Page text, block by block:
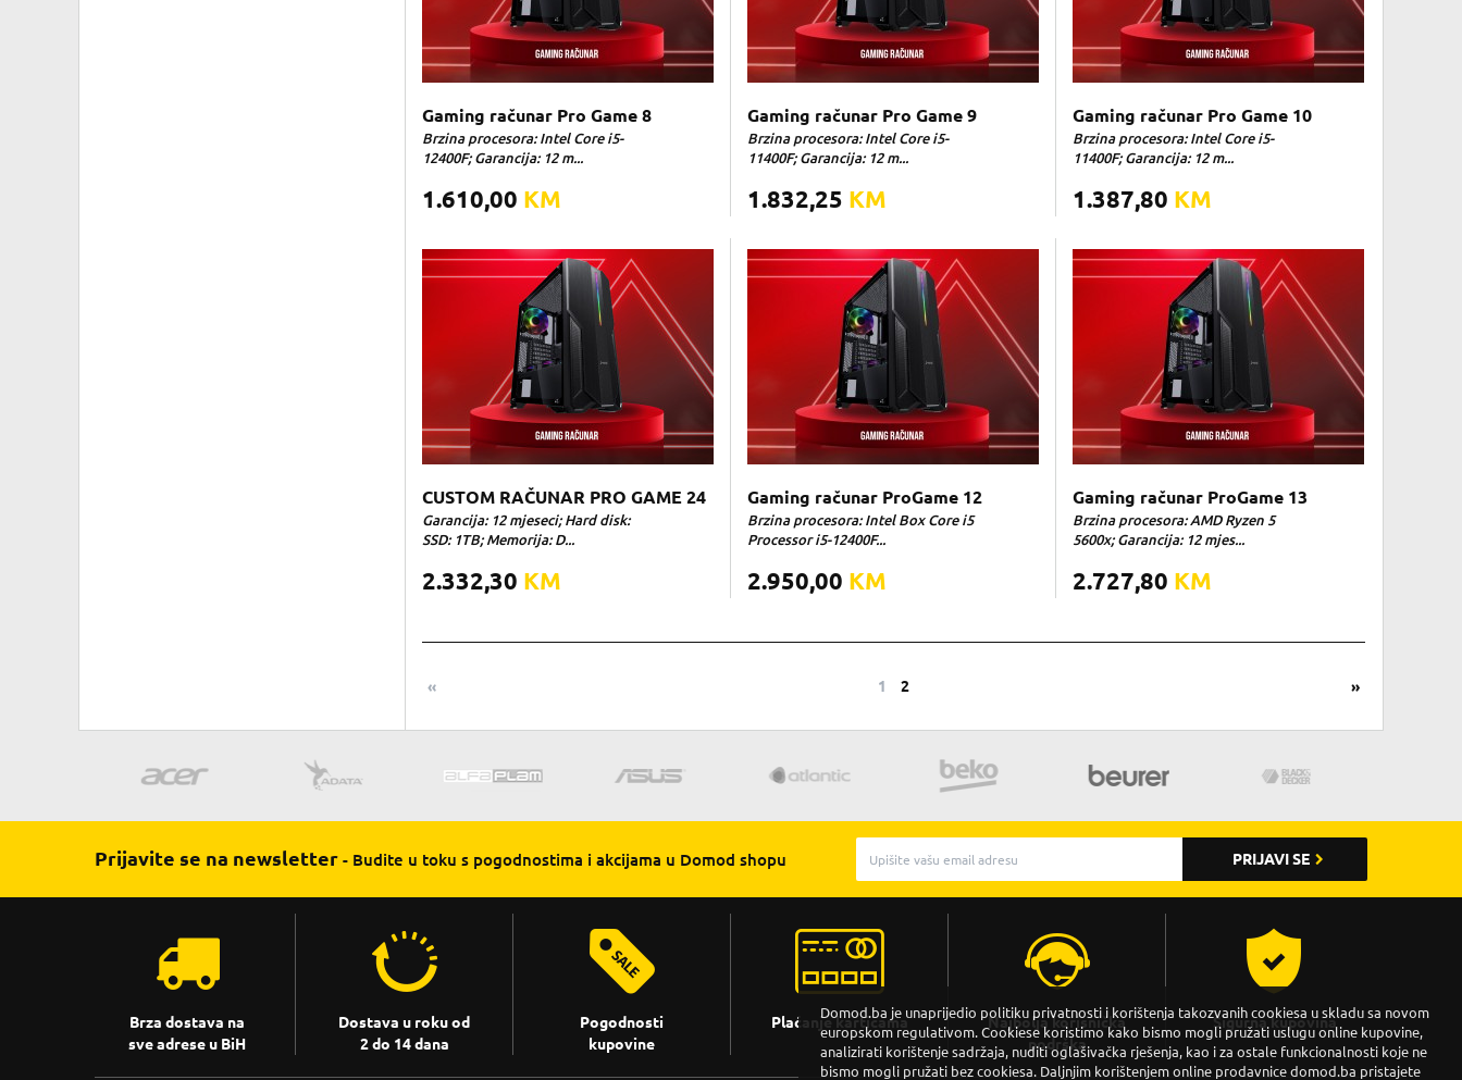
Gaming računar Pro Game 8
Brzina procesora: Intel Core i5-
12400F; Garancija: 12 m...
1.610,00 KM
Gaming računar Pro Game 9
Brzina procesora: Intel Core i5-
11400F; Garancija: 12 m...
1.832,25 KM
Gaming računar Pro Game 10
Brzina procesora: Intel Core i5-
11400F; Garancija: 12 m...
1.387,80 KM
CUSTOM RAČUNAR PRO GAME 24
Garancija: 12 mjeseci; Hard disk:
SSD: 1TB; Memorija: D...
2.332,30 KM
Gaming računar ProGame 12
Brzina procesora: Intel Box Core i5
Processor i5-12400F...
2.950,00 KM
Gaming računar ProGame 13
Brzina procesora: AMD Ryzen 5
5600x; Garancija: 12 mjes...
2.727,80 KM
« 1 2 »
Prijavite se na newsletter - Budite u toku s pogodnostima i akcijama u Domod shopu PRIJAVI SE
Brza dostava na
sve adrese u BiH
Dostava u roku od
2 do 14 dana
Pogodnosti
kupovine
Plaćanje karticama
Najbolja korisnička
podrška
Sigurna kupovina
Domod.ba je unaprijedio politiku privatnosti i korištenja takozvanih cookiesa u skladu sa novom
europskom regulativom. Cookiese koristimo kako bismo mogli pružati uslugu online kupovine,
analizirati korištenje sadržaja, nuditi oglašivačka rješenja, kao i za ostale funkcionalnosti koje ne
bismo mogli pružati bez cookiesa. Daljnjim korištenjem online prodavnice domod.ba pristajete